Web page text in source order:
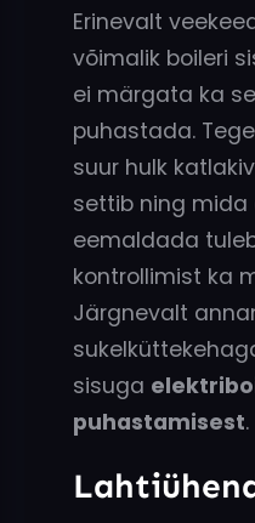
Erinevalt
võimalik boileri
ei märgata ka
puhastada.
suur hulk
settib ning
eemaldada
kontrollimist ka
Järgnevalt
sisuga
puhastamisest.